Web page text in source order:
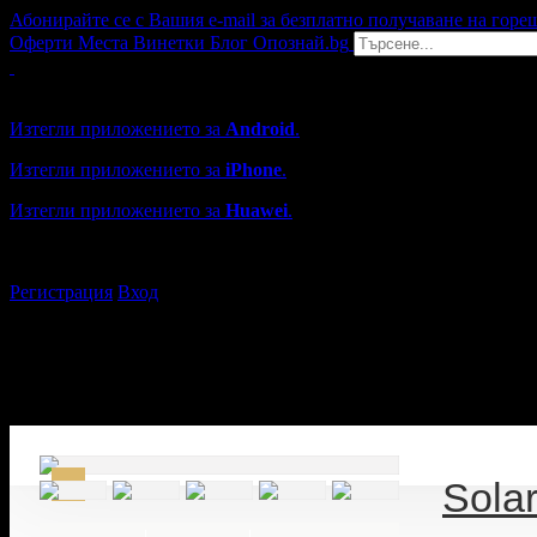
Абонирайте се с Вашия e-mail за безплатно получаване на
Оферти Места Винетки Блог Опознай.bg
Изтегли приложението за Android.
Изтегли приложението за iPhone.
Изтегли приложението за Huawei.
Регистрация Вход
Solar